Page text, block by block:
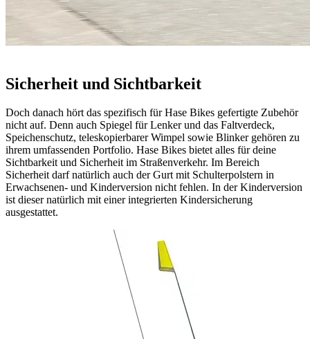
Sicherheit und Sichtbarkeit
Doch danach hört das spezifisch für Hase Bikes gefertigte Zubehör
nicht auf. Denn auch Spiegel für Lenker und das Faltverdeck,
Speichenschutz, teleskopierbarer Wimpel sowie Blinker gehören zu
ihrem umfassenden Portfolio. Hase Bikes bietet alles für deine
Sichtbarkeit und Sicherheit im Straßenverkehr. Im Bereich
Sicherheit darf natürlich auch der Gurt mit Schulterpolstern in
Erwachsenen- und Kinderversion nicht fehlen. In der Kinderversion
ist dieser natürlich mit einer integrierten Kindersicherung
ausgestattet.